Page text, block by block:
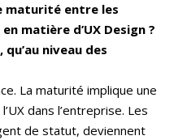
maturité entre les
matière d’UX Design ?
niveau des
La maturité implique une
dans l’entreprise. Les
de statut, deviennent